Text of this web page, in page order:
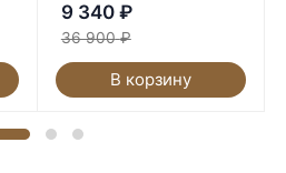
9 340 ₽
36 900 ₽
В корзину